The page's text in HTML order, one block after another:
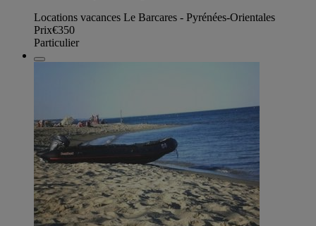
Locations vacances Le Barcares - Pyrénées-Orientales
Prix€350
Particulier